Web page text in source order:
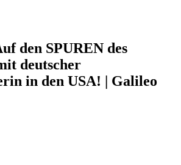
den SPUREN des
deutscher
in den USA! | Galileo